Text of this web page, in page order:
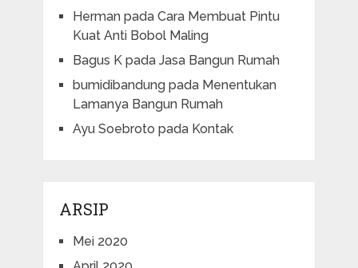
Hermanpada Cara Membuat Pintu
Kuat Anti Bobol Maling
Bagus Kpada Jasa Bangun Rumah
bumidibandungpada Menentukan
Lamanya Bangun Rumah
Ayu Soebroto pada Kontak
ARSIP
Mei 2020